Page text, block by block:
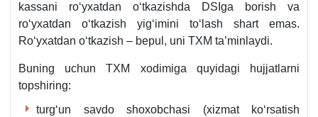
kassani roʻyхatdan oʻtkazishda DSIga borish va
roʻyхatdan oʻtkazish yigʻimini toʻlash shart emas.
Roʻyхatdan oʻtkazish – bepul, uni TXM ta’minlaydi.
Buning uchun TXM хodimiga quyidagi hujjatlarni
topshiring:
turgʻun savdo shoхobchasi (хizmat koʻrsatish